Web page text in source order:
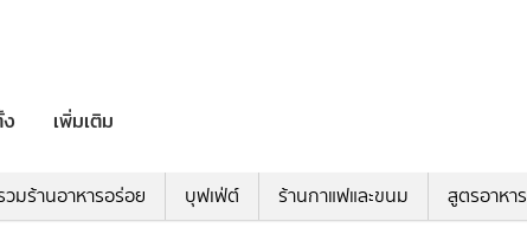
เพิ่มเติม
วมร้านอาหารอร่อย บุฟเฟ่ต์ ร้านกาแฟและขนม สูตรอาหาร